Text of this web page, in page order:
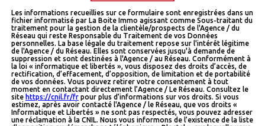
Les informations recueillies sur ce formulaire sont enregistrées dans un
fichier informatisé par La Boite Immo agissant comme Sous-traitant du
traitement pour la gestion de la clientèle/prospects de l'Agence / du
Réseau qui reste Responsable du Traitement de vos Données
personnelles. La base légale du traitement repose sur l'intérêt légitime
de l'Agence / du Réseau. Elles sont conservées jusqu'à demande de
suppression et sont destinées à l'Agence / au Réseau. Conformément à
la loi « informatique et libertés », vous disposez des droits d’accès, de
rectification, d’effacement, d’opposition, de limitation et de portabilité
de vos données. Vous pouvez retirer votre consentement à tout
moment en contactant directement l’Agence / Le Réseau. Consultez le
site https://cnil.fr/fr pour plus d’informations sur vos droits. Si vous
estimez, après avoir contacté l'Agence / le Réseau, que vos droits «
Informatique et Libertés » ne sont pas respectés, vous pouvez adresser
une réclamation à la CNIL. Nous vous informons de l’existence de la liste